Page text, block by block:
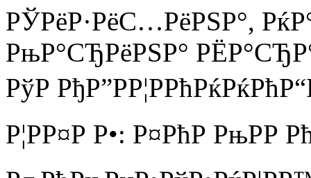
РЎРёР·РёС…РёРЅР°,
РњР°СЂРёРЅР°
РўР
Р¦РР¤Р Р•: Р¤РћР РњРР